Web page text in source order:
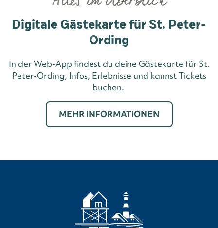
Digitale Gästekarte für St. Peter-
Ording
In der Web-App findest du deine Gästekarte für St.
Peter-Ording, Infos, Erlebnisse und kannst Tickets
buchen.
MEHR INFORMATIONEN